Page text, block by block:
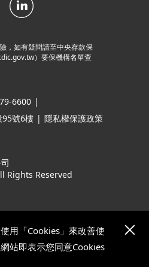
用「Cookies」來改善使
站即表示您同意Cookies
，如有疑問請至中央存款保
）要保機構名單查
6600 |
95號6樓 | 隱私權保護政策
Rights Reserved